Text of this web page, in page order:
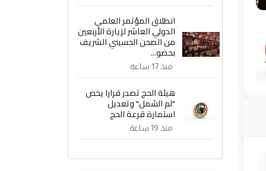
انطلاق المؤتمر العلمي
الدولي العاشر لزيارة الأربعين
من الصحن الحسيني الشريف
بحضو...
منذ 17 ساعة
هيئة الحج تصدر قرارا يخص
"لم الشمل" وتعديل
استمارة قرعة الحج
منذ 19 ساعة